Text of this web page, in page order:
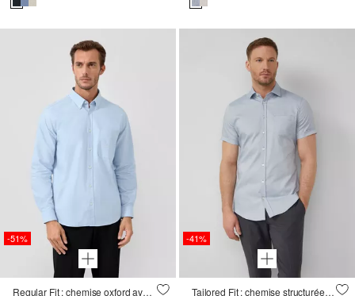
-51%
Regular Fit : chemise oxford avec col boutonné et poche poitrine
-41%
Tailored Fit : chemise structurée à manches courtes en coton stretch